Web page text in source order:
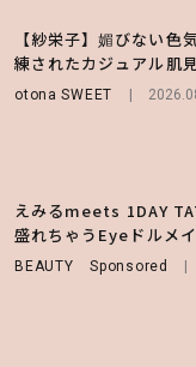
【紗栄子】媚びない
練されたカジュアル肌
otona SWEET
えみるmeets 1DAY
盛れちゃうEyeドルメ
BEAUTY Sponsored
【ALD1】グループの
問一答をお届け！【
ENTERTAINMENT
【SNIDEL】長濱ねる
ッドな秋はじめ｜2026
FASHION Sponsored
【ハローキティ】が
第1弾の気になるメニュ
チェック！
2026.07.31
月直伝♡ ドライシャン
を使ったプロ級スタイリ
Sponsored